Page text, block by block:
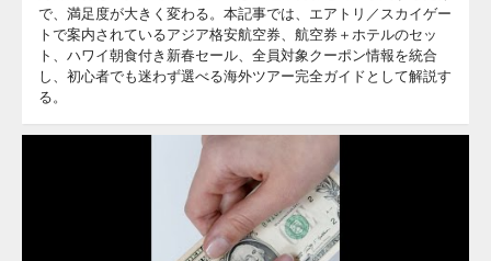
で、満足度が大きく変わる。本記事では、エアトリ／スカイゲー
トで案内されているアジア格安航空券、航空券＋ホテルのセッ
ト、ハワイ朝食付き新春セール、全員対象クーポン情報を統合
し、初心者でも迷わず選べる海外ツアー完全ガイドとして解説す
る。